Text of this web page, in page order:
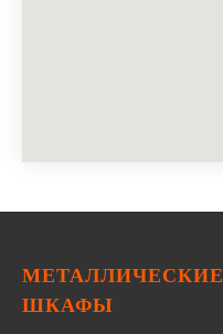
МЕТАЛЛИЧЕСКИЕ
ШКАФЫ